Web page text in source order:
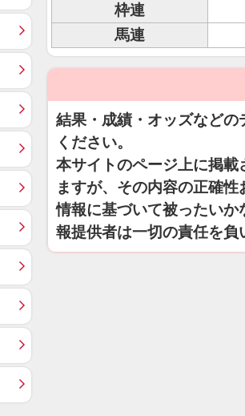
枠連
馬連
結果・成績・オッズなど
ください。
本サイトのページ上に掲載
ますが、その内容の正確
情報に基づいて被ったい
報提供者は一切の責任を負